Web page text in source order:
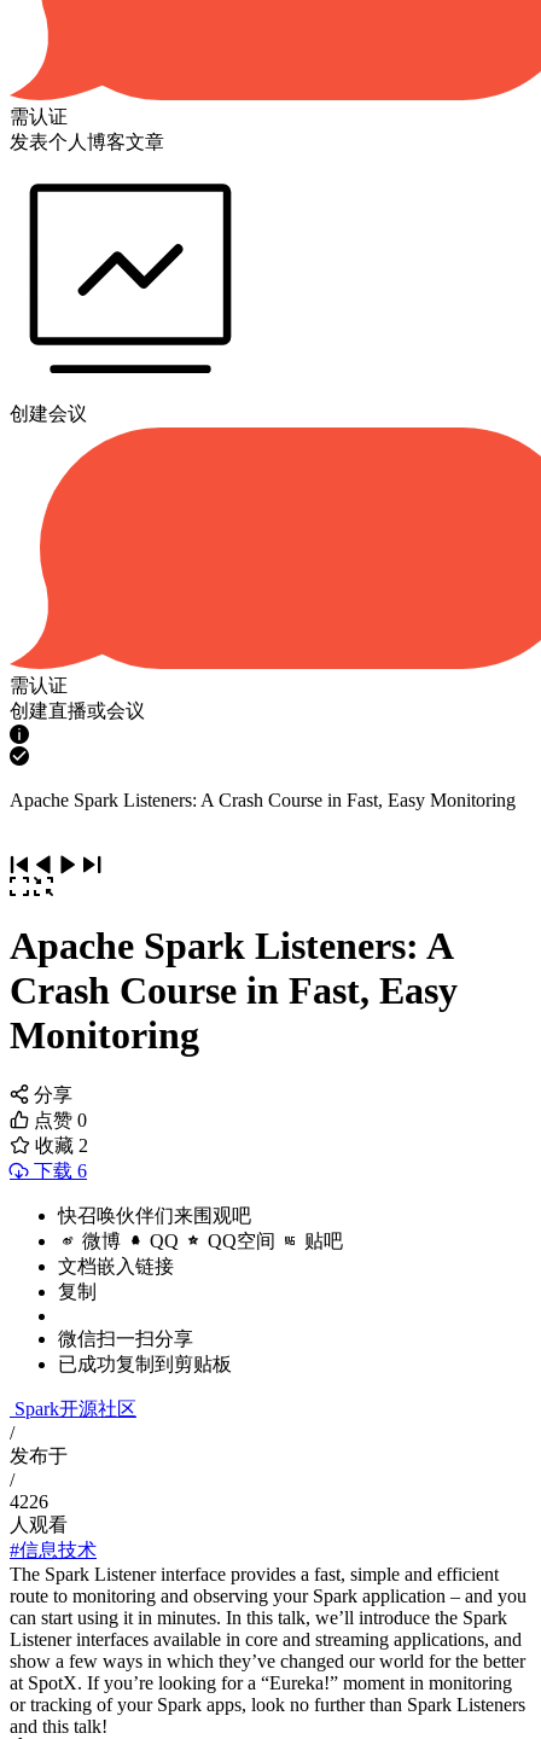
需认证
发表个人博客文章
创建会议
需认证
创建直播或会议
Apache Spark Listeners: A Crash Course in Fast, Easy Monitoring
Apache Spark Listeners: A
Crash Course in Fast, Easy
Monitoring
分享
点赞 0
收藏 2
下载 6
快召唤伙伴们来围观吧
微博 QQ QQ空间 贴吧
文档嵌入链接
复制
微信扫一扫分享
已成功复制到剪贴板
Spark开源社区
/
发布于
/
4226
人观看
#信息技术
The Spark Listener interface provides a fast, simple and efficient
route to monitoring and observing your Spark application – and you
can start using it in minutes. In this talk, we’ll introduce the Spark
Listener interfaces available in core and streaming applications, and
show a few ways in which they’ve changed our world for the better
at SpotX. If you’re looking for a “Eureka!” moment in monitoring
or tracking of your Spark apps, look no further than Spark Listeners
and this talk!